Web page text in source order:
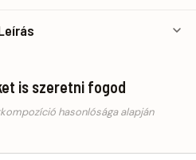
is szeretni fogod
hasonlósága alapján